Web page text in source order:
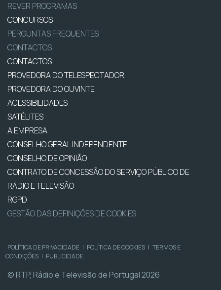
REVER PROGRAMAS
CONCURSOS
PERGUNTAS FREQUENTES
CONTACTOS
CONTACTOS
PROVEDORA DO TELESPECTADOR
PROVEDORA DO OUVINTE
ACESSIBILIDADES
SATÉLITES
A EMPRESA
CONSELHO GERAL INDEPENDENTE
CONSELHO DE OPINIÃO
CONTRATO DE CONCESSÃO DO SERVIÇO PÚBLICO DE
RÁDIO E TELEVISÃO
RGPD
GESTÃO DAS DEFINIÇÕES DE COOKIES
POLÍTICA DE PRIVACIDADE | POLÍTICA DE COOKIES | TERMOS E
CONDIÇÕES | PUBLICIDADE
© RTP, Rádio e Televisão de Portugal 2026